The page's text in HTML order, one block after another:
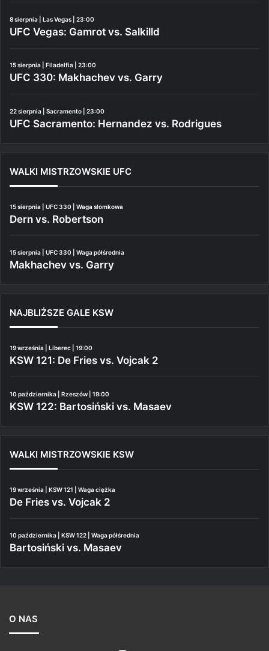
8 sierpnia | Las Vegas | 23:00
UFC Vegas: Gamrot vs. Salkilld
15 sierpnia | Filadelfia | 23:00
UFC 330: Makhachev vs. Garry
22 sierpnia | Sacramento | 23:00
UFC Sacramento: Hernandez vs. Rodrigues
WALKI MISTRZOWSKIE UFC
15 sierpnia | UFC 330 | Waga słomkowa
Dern vs. Robertson
15 sierpnia | UFC 330 | Waga półśrednia
Makhachev vs. Garry
NAJBLIŻSZE GALE KSW
19 września | Liberec | 19:00
KSW 121: De Fries vs. Vojcak 2
10 października | Rzeszów | 19:00
KSW 122: Bartosiński vs. Masaev
WALKI MISTRZOWSKIE KSW
19 września | KSW 121 | Waga ciężka
De Fries vs. Vojcak 2
10 października | KSW 122 | Waga półśrednia
Bartosiński vs. Masaev
O NAS